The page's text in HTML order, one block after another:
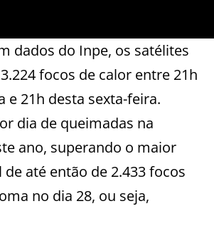
dados do Inpe, os satélites
focos de calor entre 21h
e 21h desta sexta-feira.
dia de queimadas na
ano, superando o maior
até então de 2.433 focos
no dia 28, ou seja,